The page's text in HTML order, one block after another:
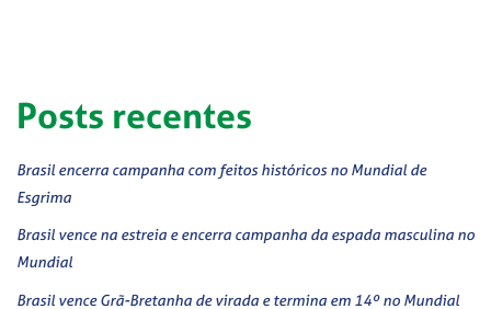
Posts recentes
Brasil encerra campanha com feitos históricos no Mundial de
Esgrima
Brasil vence na estreia e encerra campanha da espada masculina no
Mundial
Brasil vence Grã-Bretanha de virada e termina em 14º no Mundial